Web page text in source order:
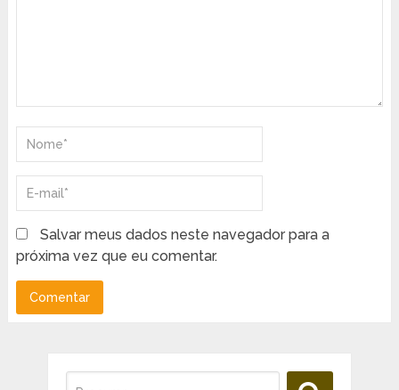
Salvar meus dados neste navegador para a
próxima vez que eu comentar.